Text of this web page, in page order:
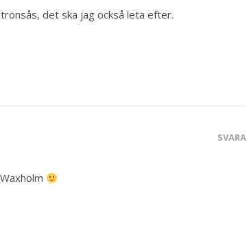
det ska jag också leta efter.
SVARA